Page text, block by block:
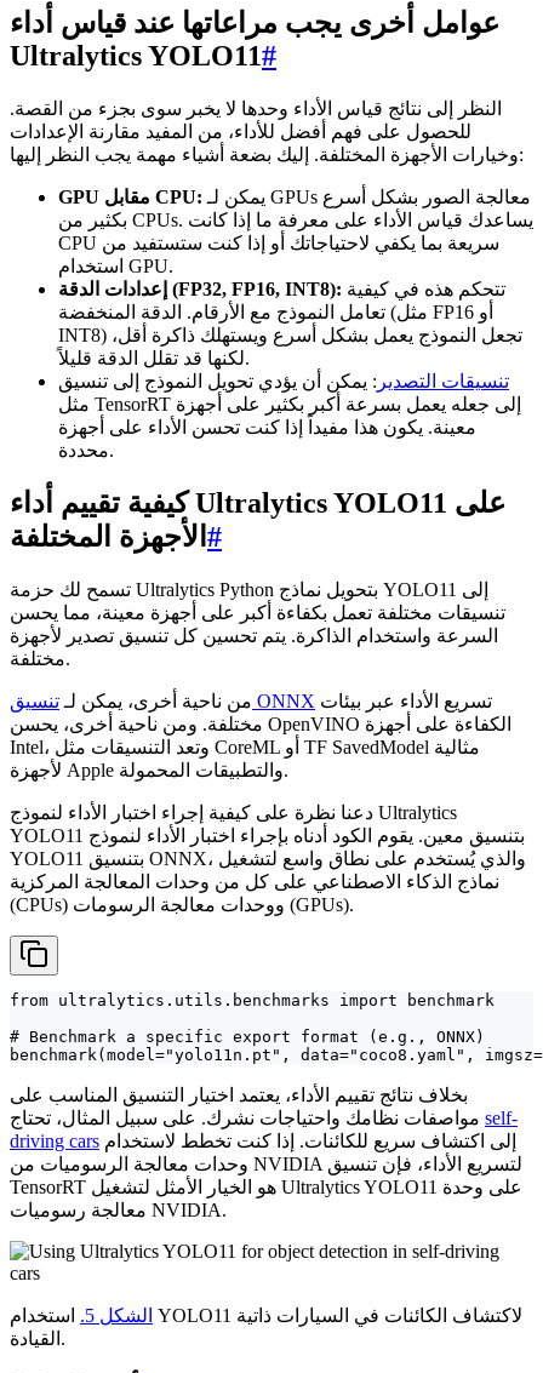
عوامل أخرى يجب مراعاتها عند قياس أداء
Ultralytics YOLO11#
النظر إلى نتائج قياس الأداء وحدها لا يخبر سوى بجزء من القصة.
للحصول على فهم أفضل للأداء، من المفيد مقارنة الإعدادات
وخيارات الأجهزة المختلفة. إليك بضعة أشياء مهمة يجب النظر إليها:
GPU مقابل CPU:
بكثير من CPUs. يساعدك قياس الأداء على معرفة ما إذا كانت
CPU سريعة بما يكفي لاحتياجاتك أو إذا كنت ستستفيد من
استخدام GPU.
إعدادات الدقة (FP32, FP16, INT8):
تعامل النموذج مع الأرقام. الدقة المنخفضة (مثل FP16 أو
INT8) تجعل النموذج يعمل بشكل أسرع ويستهلك ذاكرة أقل،
لكنها قد تقلل الدقة قليلاً.
تنسيقات التصدير : يمكن أن يؤدي تحويل النموذج إلى تنسيق
مثل TensorRT إلى جعله يعمل بسرعة أكبر بكثير على أجهزة
معينة. يكون هذا مفيداً إذا كنت تحسن الأداء على أجهزة
محددة.
كيفية تقييم أداء Ultralytics YOLO11 على
الأجهزة المختلفة #
تسمح لك حزمة Ultralytics Python بتحويل نماذج YOLO11 إلى
تنسيقات مختلفة تعمل بكفاءة أكبر على أجهزة معينة، مما يحسن
السرعة واستخدام الذاكرة. يتم تحسين كل تنسيق تصدير لأجهزة
مختلفة.
من ناحية أخرى، يمكن لـ تنسيق ONNX
مختلفة. ومن ناحية أخرى، يحسن OpenVINO الكفاءة على أجهزة
Intel، وتعد التنسيقات مثل CoreML أو TF SavedModel مثالية
لأجهزة Apple والتطبيقات المحمولة.
دعنا نظرة على كيفية إجراء اختبار الأداء لنموذج Ultralytics
YOLO11 بتنسيق معين. يقوم الكود أدناه بإجراء اختبار الأداء لنموذج
YOLO11 بتنسيق ONNX، والذي يُستخدم على نطاق واسع لتشغيل
نماذج الذكاء الاصطناعي على كل من وحدات المعالجة المركزية
(CPUs) ووحدات معالجة الرسومات (GPUs).
from ultralytics.utils.benchmarks import benchmark
# Benchmark a specific export format (e.g., ONNX)
benchmark(model="yolo11n.pt", data="coco8.yaml",
بخلاف نتائج تقييم الأداء، يعتمد اختيار التنسيق المناسب على
self-
driving cars
وحدات معالجة الرسوميات من NVIDIA لتسريع الأداء، فإن تنسيق
TensorRT هو الخيار الأمثل لتشغيل Ultralytics YOLO11 على وحدة
معالجة رسوميات NVIDIA.
الشكل 5.
استخدام YOLO11 لاكتشاف الكائنات في السيارات ذاتية
القيادة.